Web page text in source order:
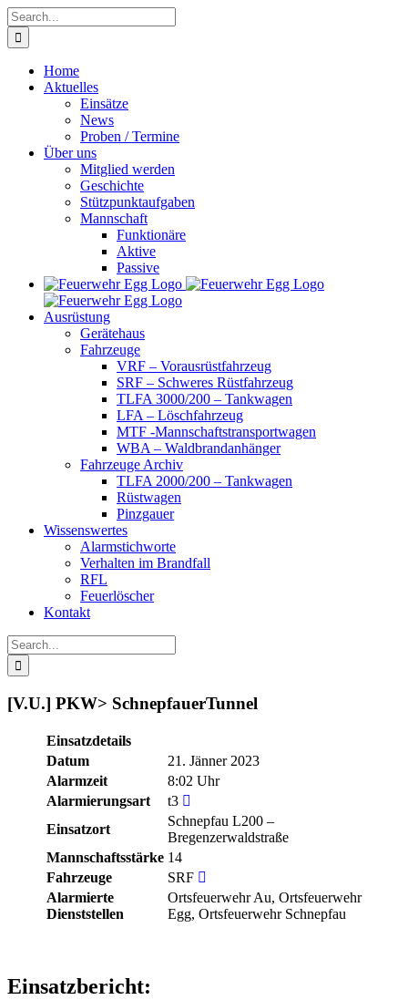
Skip
to
content
Search
for:
Home
Aktuelles
Einsätze
News
Proben / Termine
Über uns
Mitglied werden
Geschichte
Stützpunktaufgaben
Mannschaft
Funktionäre
Aktive
Passive
Ausrüstung
Gerätehaus
Fahrzeuge
VRF – Vorausrüstfahrzeug
SRF – Schweres Rüstfahrzeug
TLFA 3000/200 – Tankwagen
LFA – Löschfahrzeug
MTF -Mannschaftstransportwagen
WBA – Waldbrandanhänger
Fahrzeuge Archiv
TLFA 2000/200 – Tankwagen
Rüstwagen
Pinzgauer
Wissenswertes
Alarmstichworte
Verhalten im Brandfall
RFL
Feuerlöscher
Kontakt
Search
for:
[V.U.] PKW> SchnepfauerTunnel
Einsatzdetails
Datum
21. Jänner 2023
Alarmzeit
8:02 Uhr
Alarmierungsart
t3
Einsatzort
Schnepfau L200 –
Bregenzerwaldstraße
Mannschaftsstärke 14
Fahrzeuge
SRF
Alarmierte
Dienststellen
Ortsfeuerwehr Au, Ortsfeuerwehr
Egg, Ortsfeuerwehr Schnepfau
Einsatzbericht: